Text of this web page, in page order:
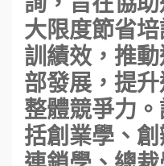
大限度節省
訓績效，推
部發展，提
整體競爭力
括創業學、